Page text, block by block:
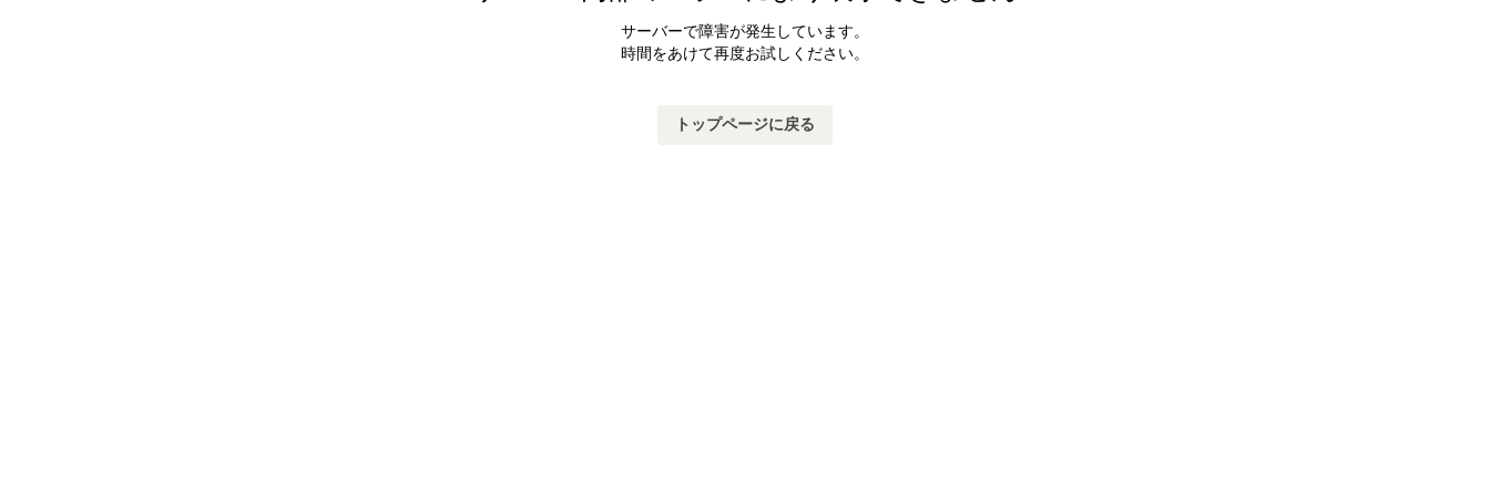
サーバーで障害が発生しています。
時間をあけて再度お試しください。
トップページに戻る